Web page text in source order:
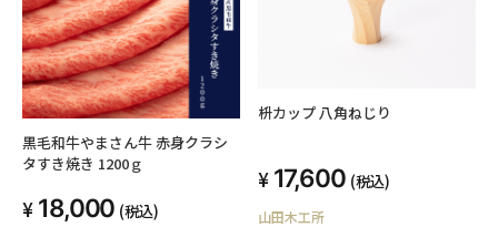
黒毛和牛やまさん牛 赤身クラシ
タすき焼き 1200ｇ
18,000 (税込)
枡カップ 八角ねじり
17,600 (税込)
山田木工所